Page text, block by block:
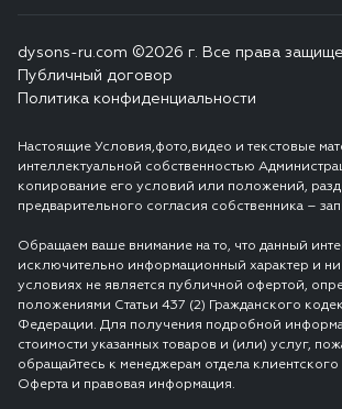
dysons-ru.com ©2026 г. Все права
Публичный договор
Политика конфиденциальности
Настоящие Условия,фото,видео и текстовые
интеллектуальной собственностью
копирование его условий или положений,
предварительного согласия собственника –
Обращаем ваше внимание на то, что данный
исключительно информационный характер и ни
условиях не является публичной офертой,
положениями Статьи 437 (2) Гражданского
Федерации. Для получения подробной
стоимости указанных товаров и (или) услуг,
обращайтесь к менеджерам отдела
Оферта и правовая информация.